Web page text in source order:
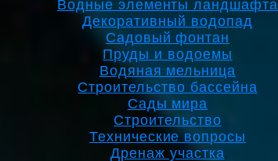
Водные элементы ландшафта
Декоративный водопад
Садовый фонтан
Пруды и водоемы
Водяная мельница
Строительство бассейна
Сады мира
Строительство
Технические вопросы
Дренаж участка